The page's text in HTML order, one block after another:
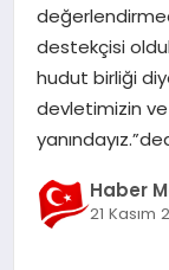
EKONOMI
SAĞLIK
destekçisi
hudut birliği
devletimizin ve
Haber
21 Kasım